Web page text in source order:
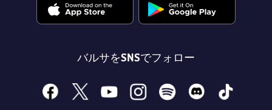
バルサをSNSでフォロー
facebook
x youtubeinstagramspotify discord tiktok